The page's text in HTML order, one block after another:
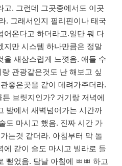
고. 그런데 그곳중에서도 이곳
. 그래서인지 필리핀이나 태국
어온다고 하더라고.일단 뭐 다
지만 시스템 하나만큼은 정말
을 새삼스럽게 느꼇음. 애들 수
관광같은것도 난 해보고 싶
좋은곳을 같이 데려가주더라.
브릿지인가? 거기랑 저녁에
밤에서 새벽넘어가는 시간까
도 마시고 했음. 진짜 시간 가
는것 같더라. 아침부터 막 돌
에 같이 술도 마시고 빌라로 들
뻗었음. 담날 아침에 ㅃㅃ 하고